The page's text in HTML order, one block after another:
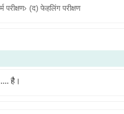
परीक्षण (द) फेहलिंग परीक्षण
है।